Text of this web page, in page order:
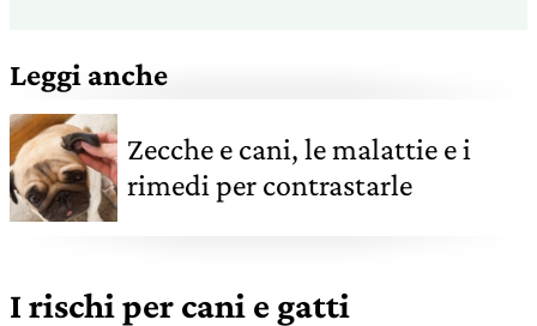
Leggi anche
Zecche e cani, le malattie e i
rimedi per contrastarle
I rischi per cani e gatti